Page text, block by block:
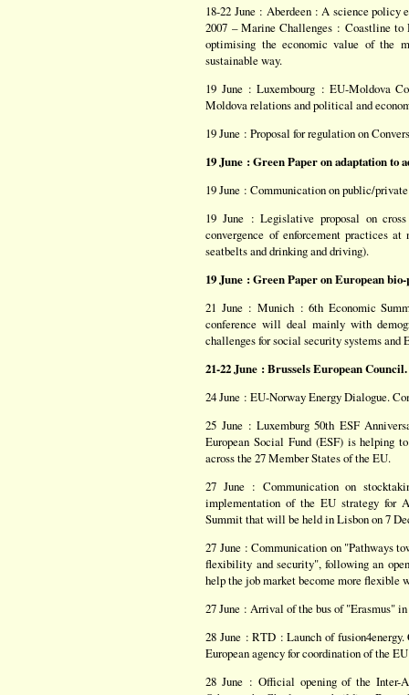
18-22 June : Aberdeen : A science policy
2007 – Marine Challenges : Coastline
optimising the economic value of the
sustainable way.
19 June : Luxembourg : EU-Moldova
Moldova relations and political and
19 June : Proposal for regulation on
19 June : Green Paper on adaptation to
19 June : Communication on public/
19 June : Legislative proposal on
convergence of enforcement practices
seatbelts and drinking and driving).
19 June : Green Paper on European
21 June : Munich : 6th Economic
conference will deal mainly with
challenges for social security systems and
21-22 June : Brussels European Council.
24 June : EU-Norway Energy Dialogue.
25 June : Luxemburg 50th ESF
European Social Fund (ESF) is helping
across the 27 Member States of the EU.
27 June : Communication on
implementation of the EU strategy for
Summit that will be held in Lisbon on 7
27 June : Communication on "Pathways
flexibility and security", following an
help the job market become more
27 June : Arrival of the bus of "Erasmus"
28 June : RTD : Launch of
European agency for coordination of the
28 June : Official opening of the Inter-